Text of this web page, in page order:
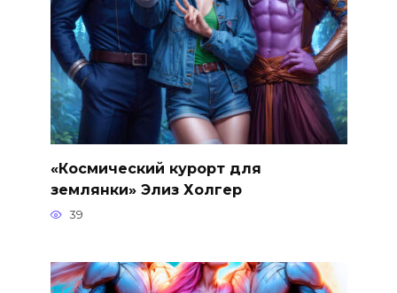
«Космический курорт для
землянки» Элиз Холгер
39